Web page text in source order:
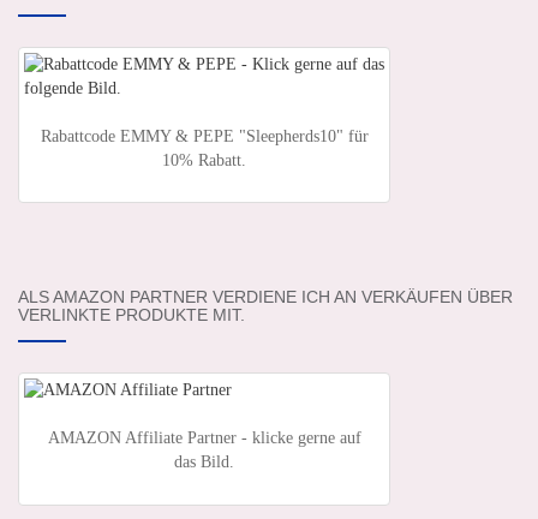
Rabattcode EMMY & PEPE "Sleepherds10" für
10% Rabatt.
ALS AMAZON PARTNER VERDIENE ICH AN VERKÄUFEN ÜBER
VERLINKTE PRODUKTE MIT.
AMAZON Affiliate Partner - klicke gerne auf
das Bild.